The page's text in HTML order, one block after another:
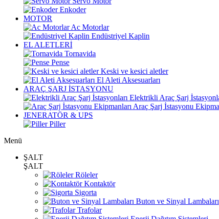
Enkoder
MOTOR
Ac Motorlar
Endüstriyel Kaplin
EL ALETLERİ
Tornavida
Pense
Keski ve kesici aletler
El Aleti Aksesuarları
ARAÇ ŞARJ İSTASYONU
Elektrikli Araç Şarj
Araç Şarj İstasyonu
JENERATÖR & UPS
Piller
Menü
ŞALT
ŞALT
Röleler
Kontaktör
Sigorta
Buton ve Sinyal Lambaları
Trafolar